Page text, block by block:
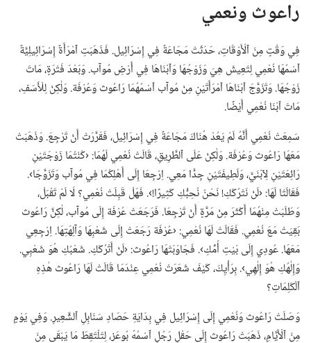
راعوث ونعمي
فِي وَقْتٍ مِنَ ٱلْأَوْقَاتِ،‏ حَدَثَتْ مَجَاعَةٌ فِي إِسْرَائِيل.‏ فَذَهَبَتِ ٱمْرَأَةٌ إِسْرَائِيلِيَّةٌ
ٱسْمُهَا نُعْمِي لِتَعِيشَ هِيَ وَزَوْجُهَا وَٱبْنَاهَا فِي أَرْضِ مُوآب.‏ وَبَعْدَ فَتْرَةٍ،‏ مَاتَ
زَوْجُهَا.‏ وَتَ‍زَوَّجَ ٱبْنَاهَا ٱمْرَأَتَيْنِ مِنْ مُوآب ٱسْمُهُمَا رَاعُوث وَعُرْفَة.‏ وَلٰكِنْ لِلْأَسَفِ،‏
مَاتَ ٱبْنَا نُعْمِي أَيْضًا.‏
سَمِعَتْ نُعْمِي أَنَّهُ لَمْ يَعُدْ هُنَاكَ مَجَاعَةٌ فِي إِسْرَائِيل،‏ فَقَرَّرَتْ أَنْ تَ‍رْجِعَ.‏ وَذَهَبَتْ
مَعَهَا رَاعُوث وَعُرْفَة.‏ وَلٰكِنْ عَلَى ٱلطَّرِيقِ،‏ قَالَتْ نُعْمِي لَهُمَا:‏ ‹كُنْتُمَا زَوْجَتَيْنِ
رَائِعَتَيْنِ لِٱبْنَيَّ،‏ وَلَطِيفَتَيْنِ جِدًّا مَعِي.‏ اِرْجِعَا إِلَى أَهْلِكُمَا فِي مُوآب وَتَ‍زَوَّجَا›.‏
فَقَالَتَا لَهَا:‏ ‹لَنْ نَتْرُكَكِ!‏ نَحْنُ نُحِبُّكِ كَثِيرًا!‏›.‏ فَهَلْ قَبِلَتْ نُعْمِي؟‏ لَا لَمْ تَقْبَلْ،‏
وَطَلَبَتْ مِنْهُمَا أَكْثَرَ مِنْ مَرَّةٍ أَنْ تَ‍رْجِعَا.‏ فَرَجَعَتْ عُرْفَة إِلَى مُوآب،‏ لٰكِنَّ رَاعُوث
بَقِيَتْ مَعَ نُعْمِي.‏ فَقَالَتْ لَهَا نُعْمِي:‏ ‹عُرْفَة رَجَعَتْ إِلَى شَعْبِهَا وَآلِهَتِهَا.‏ اِرْجِعِي
مَعَهَا.‏ عُودِي إِلَى بَيْتِ أُمِّكِ›.‏ فَجَاوَبَتْهَا رَاعُوث:‏ ‹لَنْ أَتْ‍رُكَكِ.‏ شَعْبُكِ هُوَ شَعْبِي.‏
وَإِلٰهُكِ هُوَ إِلٰهِي›.‏ بِرَأْيِكَ،‏ كَيْفَ شَعَرَتْ نُعْمِي عِنْدَمَا قَالَتْ لَهَا رَاعُوث هٰذِهِ
ٱلْكَلِمَاتِ؟‏
وَصَلَتْ رَاعُوث وَنُعْمِي إِلَى إِسْرَائِيل فِي بِدَايَةِ حَصَادِ سَنَابِلِ ٱلشَّعِيرِ.‏ وَفِي يَوْمٍ
مِنَ ٱلْأَيَّامِ،‏ ذَهَبَتْ رَاعُوث إِلَى حَقْلِ رَجُلٍ ٱسْمُهُ بُوعَز،‏ لِتَلْتَقِطَ مَا يَبْقَى مِنَ